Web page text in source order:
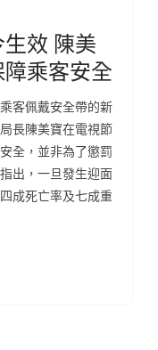
效 陳美
乘客安全
客佩戴安全帶的新
長陳美寶在電視節
全，並非為了懲罰
出，一旦發生迎面
成死亡率及七成重